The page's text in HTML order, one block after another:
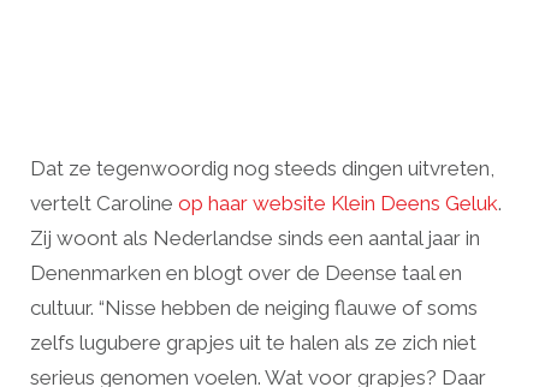
Dat ze tegenwoordig nog steeds dingen uitvreten,
vertelt Caroline op haar website Klein Deens Geluk.
Zij woont als Nederlandse sinds een aantal jaar in
Denenmarken en blogt over de Deense taal en
cultuur. “Nisse hebben de neiging flauwe of soms
zelfs lugubere grapjes uit te halen als ze zich niet
serieus genomen voelen. Wat voor grapjes? Daar